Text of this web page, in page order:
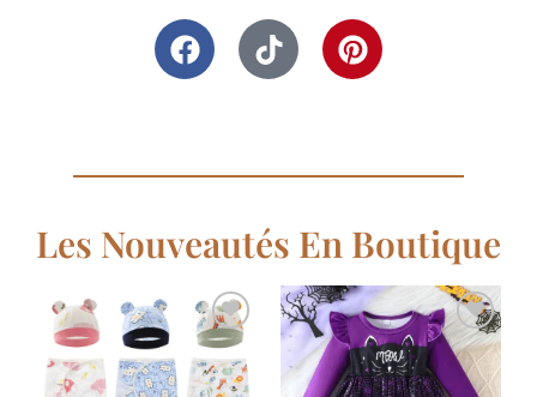
Les Nouveautés En Boutique
Ajouter
à la
liste de
Ajouter
à la
liste de